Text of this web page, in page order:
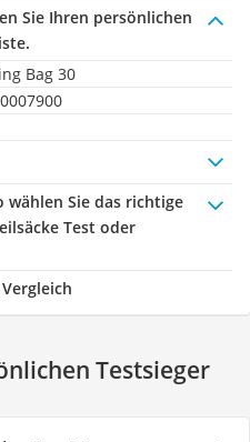
Sie Ihren persönlichen
Bag 30
wählen Sie das richtige
Test oder
Testsieger